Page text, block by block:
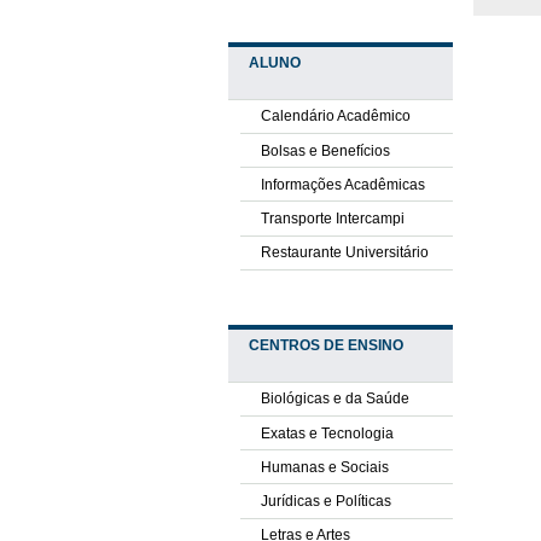
ALUNO
Calendário Acadêmico
Bolsas e Benefícios
Informações Acadêmicas
Transporte Intercampi
Restaurante Universitário
CENTROS DE ENSINO
Biológicas e da Saúde
Exatas e Tecnologia
Humanas e Sociais
Jurídicas e Políticas
Letras e Artes